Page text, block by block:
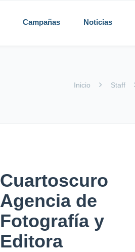
Campañas Noticias
Inicio Staff
Cuartoscuro
Agencia de
Fotografía y
Editora